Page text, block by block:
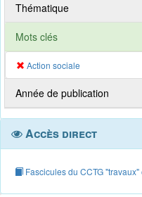
Thématique
Mots clés
Action sociale
Année de publication
Accès direct
Fascicules du CCTG